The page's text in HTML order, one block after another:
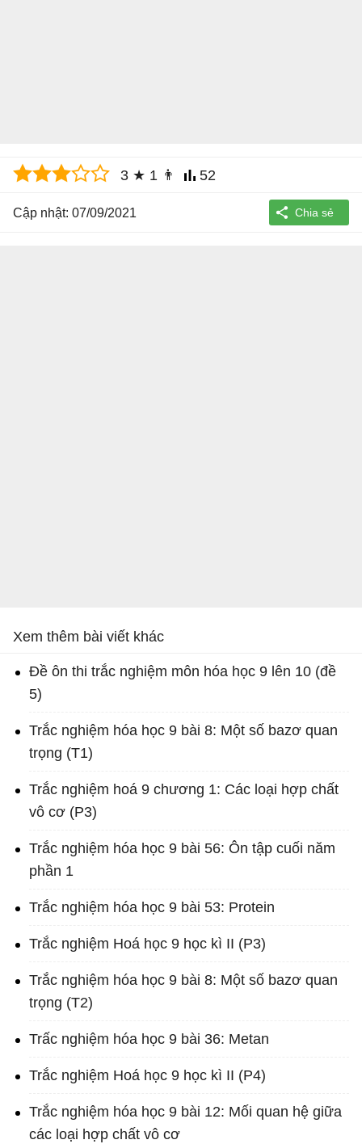
3 ★ 1 👨 52
Cập nhật: 07/09/2021
Xem thêm bài viết khác
Đề ôn thi trắc nghiệm môn hóa học 9 lên 10 (đề
5)
Trắc nghiệm hóa học 9 bài 8: Một số bazơ quan
trọng (T1)
Trắc nghiệm hoá 9 chương 1: Các loại hợp chất
vô cơ (P3)
Trắc nghiệm hóa học 9 bài 56: Ôn tập cuối năm
phần 1
Trắc nghiệm hóa học 9 bài 53: Protein
Trắc nghiệm Hoá học 9 học kì II (P3)
Trắc nghiệm hóa học 9 bài 8: Một số bazơ quan
trọng (T2)
Trấc nghiệm hóa học 9 bài 36: Metan
Trắc nghiệm Hoá học 9 học kì II (P4)
Trắc nghiệm hóa học 9 bài 12: Mối quan hệ giữa
các loại hợp chất vô cơ